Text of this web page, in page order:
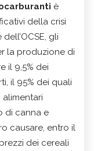
è
della crisi
gli
la produzione di
il 9,5% dei
il 95% dei quali
di canna e
causare, entro il
dei cereali